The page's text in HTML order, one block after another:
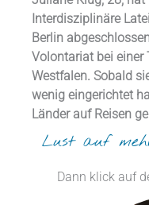
Interdisziplinäre
Berlin
Volontariat bei einer
Westfalen. Sobald
wenig eingerichtet
Länder auf Reisen
Lust auf
Dann klick auf